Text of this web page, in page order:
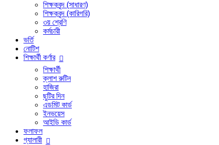
শিক্ষকবৃন্দ (সাধারণ)
শিক্ষকবৃন্দ (কারিগরি)
৩য় শ্রেণি
কর্মচারী
ভর্তি
নোটিশ
শিক্ষার্থী কর্ণার
শিক্ষার্থী
ক্লাশ রুটিন
হাজিরা
ছুটির দিন
এডমিট কার্ড
ইনভয়েস
আইডি কার্ড
ফলাফল
গ্যালারী